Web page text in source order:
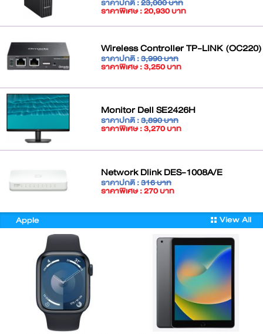
ราคาปกติ :23,000 บาท
ราคาพิเศษ : 20,930 บาท
Wireless Controller TP-LINK (OC220)
ราคาปกติ :3,990 บาท
ราคาพิเศษ : 3,250 บาท
Monitor Dell SE2426H
ราคาปกติ :3,890 บาท
ราคาพิเศษ : 3,270 บาท
Network Dlink DES-1008A/E
ราคาปกติ :316 บาท
ราคาพิเศษ : 270 บาท
Apple View All